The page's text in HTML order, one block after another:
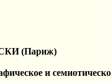
(Париж)
и